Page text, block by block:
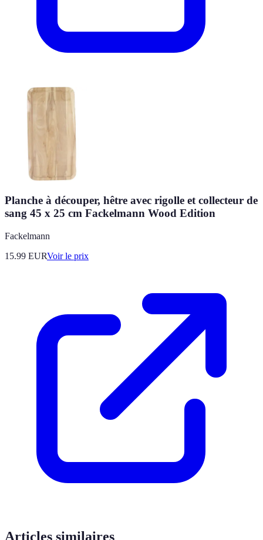
Planche à découper, hêtre avec rigolle et collecteur de
sang 45 x 25 cm Fackelmann Wood Edition
Fackelmann
15.99 EURVoir le prix
Articles similaires